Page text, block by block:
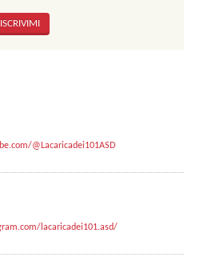
ISCRIVIMI
@Lacaricadei101ASD
lacaricadei101.asd/